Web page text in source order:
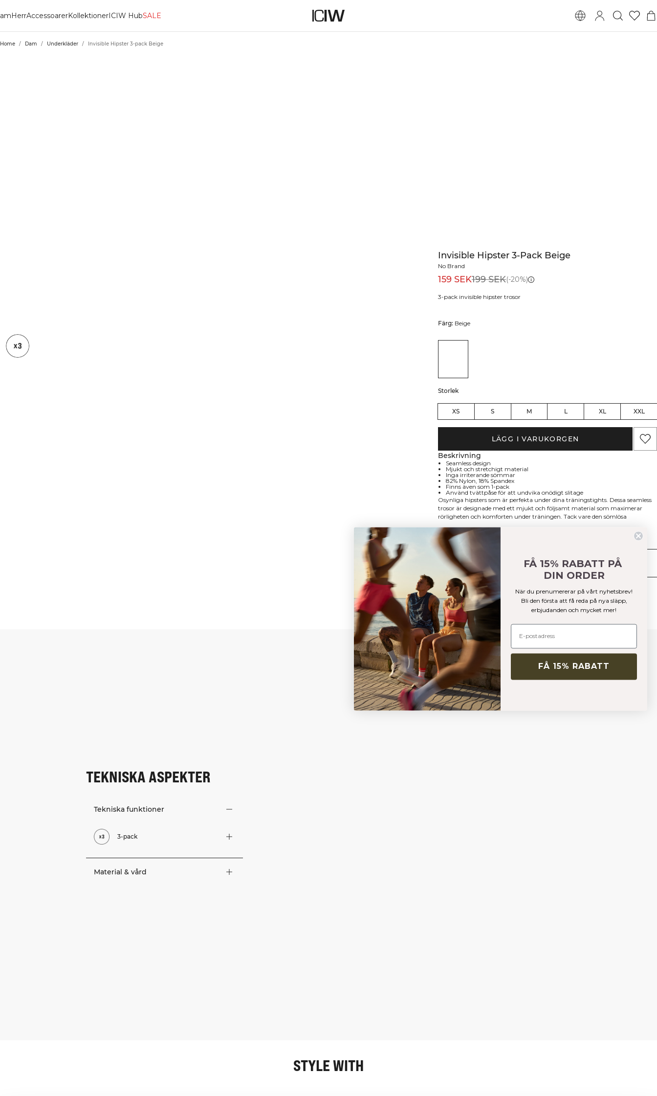
HerrAccessoarerKollektionerICIW HubSALE
Home / Dam / Underkläder / Invisible Hipster 3-pack Beige
Invisible Hipster 3-Pack Beige
No Brand
159 SEK199 SEK(-20%)
3-pack invisible hipster trosor
Färg: Beige
Storlek
XS S M L XL XXL
LÄGG I VARUKORGEN
Beskrivning
Seamless design
Mjukt och stretchigt material
Inga irriterande sömmar
82% Nylon, 18% Spandex
Finns även som 1-pack
Använd tvättpåse för att undvika onödigt slitage
Osynliga hipsters som är perfekta under dina träningstights. Dessa seamless
trosor är designade med ett mjukt och följsamt material som maximerar
rörligheten och komforten under träningen. Tack vare den sömlösa
tvättpåse i tvättmaskinen för att undvika onödigt slitage. 82% Nylon, 18%
elastan
Tekniska aspekter
Leverans & returer
Liknande produkter
TEKNISKA ASPEKTER
Tekniska funktioner
3-pack
Material & vård
STYLE WITH
FÅ 15% RABATT PÅ
DIN ORDER
När du prenumererar på vårt nyhetsbrev!
Bli den första att få reda på nya släpp,
erbjudanden och mycket mer!
FÅ 15% RABATT